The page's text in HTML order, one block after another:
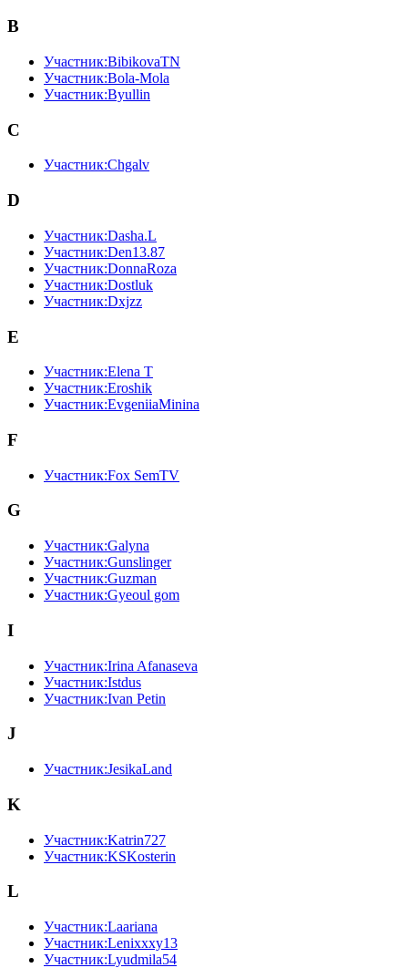
B
Участник:BibikovaTN
Участник:Bola-Mola
Участник:Byullin
C
Участник:Chgalv
D
Участник:Dasha.L
Участник:Den13.87
Участник:DonnaRoza
Участник:Dostluk
Участник:Dxjzz
E
Участник:Elena T
Участник:Eroshik
Участник:EvgeniiaMinina
F
Участник:Fox SemTV
G
Участник:Galyna
Участник:Gunslinger
Участник:Guzman
Участник:Gyeoul gom
I
Участник:Irina Afanaseva
Участник:Istdus
Участник:Ivan Petin
J
Участник:JesikaLand
K
Участник:Katrin727
Участник:KSKosterin
L
Участник:Laariana
Участник:Lenixxxy13
Участник:Lyudmila54